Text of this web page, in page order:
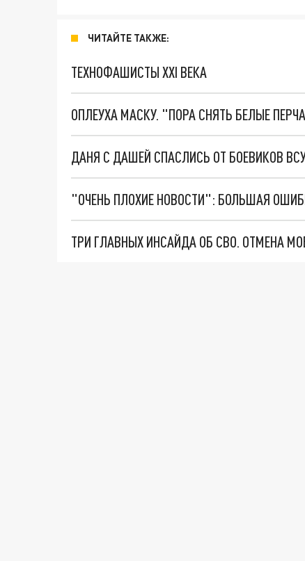
ЧИТАЙТЕ ТАКЖЕ:
ТЕХНОФАШИСТЫ XXI ВЕКА
ОПЛЕУХА МАСКУ. "ПОРА СНЯТЬ БЕЛЫЕ
ДАНЯ С ДАШЕЙ СПАСЛИСЬ ОТ БОЕВИКОВ